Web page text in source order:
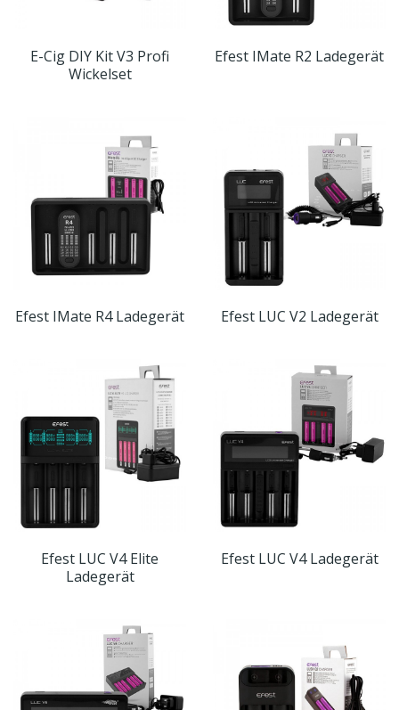
E-Cig DIY Kit V3 Profi
Wickelset
Efest IMate R2 Ladegerät
Efest IMate R4 Ladegerät Efest LUC V2 Ladegerät
Efest LUC V4 Elite
Ladegerät
Efest LUC V4 Ladegerät